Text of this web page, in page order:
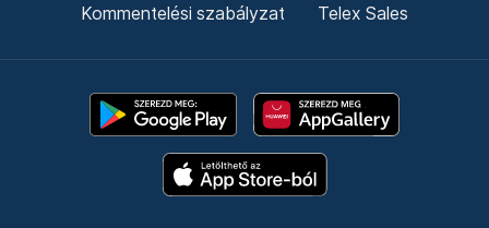
Kommentelési szabályzat Telex Sales